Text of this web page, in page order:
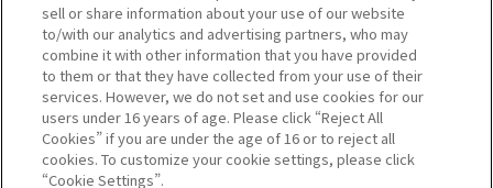
Personal Information
ウェブサイトご利用条件
ソーシャルメディアポリシー
個人情報保護方針
お問い合わせ
©BANDAI
sell or share information about your use of our website
to/with our analytics and advertising partners, who may
combine it with other information that you have provided
to them or that they have collected from your use of their
services. However, we do not set and use cookies for our
users under 16 years of age. Please click “Reject All
Cookies” if you are under the age of 16 or to reject all
cookies. To customize your cookie settings, please click
“Cookie Settings”.